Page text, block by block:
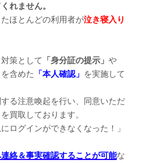
れません。
ほとんどの利用者が泣き寝入り
策として 「身分証の提示」 や
を含めた 「本人確認」 を実施して
る注意喚起を行い、同意いただ
買取しております。
ログインができなくなった！」
絡＆事実確認することが可能な